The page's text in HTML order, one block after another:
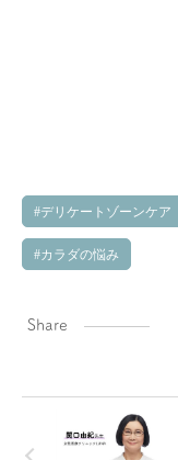
デリケートゾーンケア
カラダの悩み
Share